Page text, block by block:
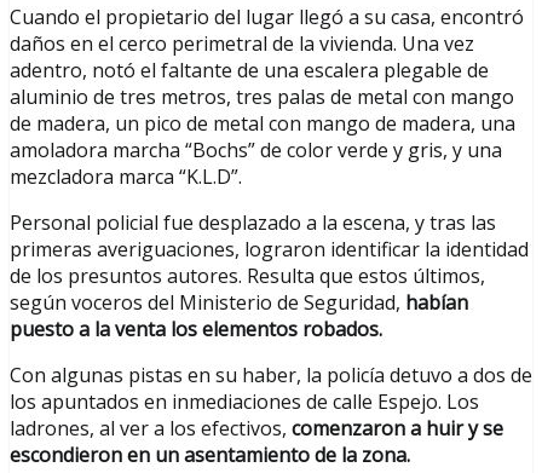
Cuando el propietario del lugar llegó a su casa, encontró
daños en el cerco perimetral de la vivienda. Una vez
adentro, notó el faltante de una escalera plegable de
aluminio de tres metros, tres palas de metal con mango
de madera, un pico de metal con mango de madera, una
amoladora marcha “Bochs” de color verde y gris, y una
mezcladora marca “K.L.D”.
Personal policial fue desplazado a la escena, y tras las
primeras averiguaciones, lograron identificar la identidad
de los presuntos autores. Resulta que estos últimos,
según voceros del Ministerio de Seguridad, habían
puesto a la venta los elementos robados.
Con algunas pistas en su haber, la policía detuvo a dos de
los apuntados en inmediaciones de calle Espejo. Los
ladrones, al ver a los efectivos, comenzaron a huir y se
escondieron en un asentamiento de la zona.